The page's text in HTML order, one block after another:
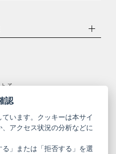
ア
きものやまと
認
います。クッキーは本サイ
アクセス状況の分析などに
」または「拒否する」を選